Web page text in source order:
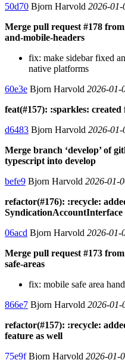
50d70 Bjorn Harvold 2026-01-
Merge pull request #178
and-mobile-headers
fix: make sidebar fixed
native platforms
60e3e Bjorn Harvold 2026-01-
feat(#157): :sparkles:
d6483 Bjorn Harvold 2026-
Merge branch ‘develop’ of
typescript into develop
befe9 Bjorn Harvold 2026-01-
refactor(#176): :recycle:
SyndicationAccountInterface
06acd Bjorn Harvold 2026-01-
Merge pull request #173
safe-areas
fix: mobile safe area
866e7 Bjorn Harvold 2026-01-
refactor(#157): :recycle:
feature as well
75e9fBjorn Harvold 2026-01-